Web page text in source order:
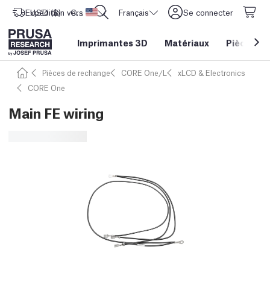
Expédition vers Etats-Unis d'Amérique
USD ($) CORE One L: Maintenant en stock ! Français Se connecter
Imprimantes 3D Matériaux Pièces&
Pièces de rechange CORE One/L
xLCD & Electronics
CORE One
Main FE wiring